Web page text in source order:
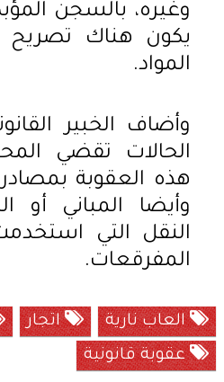
وغيره، بالسجن
يكون هناك تصريح
المواد.
وأضاف الخبير
الحالات تقضي
هذه العقوبة
وأيضا المباني أو
النقل التي
المفرقعات.
العاب نارية اتجار
عقوبة قانونية